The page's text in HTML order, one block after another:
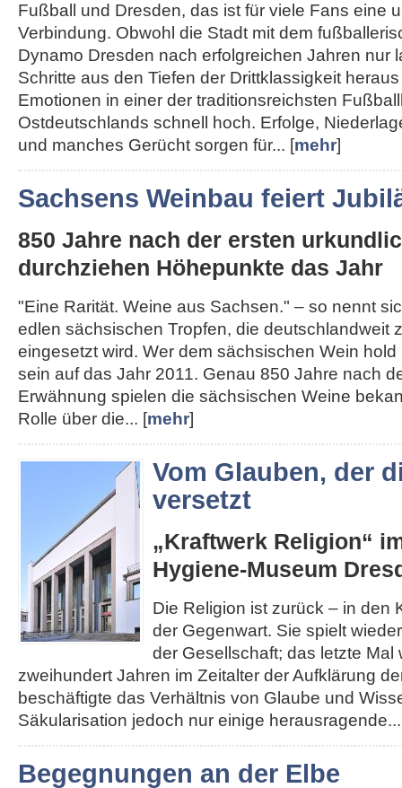
Fußball und Dresden, das ist für viele Fans eine
Verbindung. Obwohl die Stadt mit dem
Dynamo Dresden nach erfolgreichen Jahren nur
Schritte aus den Tiefen der Drittklassigkeit
Emotionen in einer der traditionsreichsten
Ostdeutschlands schnell hoch. Erfolge,
und manches Gerücht sorgen für... [mehr]
Sachsens Weinbau feiert
850 Jahre nach der ersten
durchziehen Höhepunkte das Jahr
"Eine Rarität. Weine aus Sachsen." – so nennt
edlen sächsischen Tropfen, die deutschlandweit
eingesetzt wird. Wer dem sächsischen Wein
sein auf das Jahr 2011. Genau 850 Jahre nach
Erwähnung spielen die sächsischen Weine
Rolle über die... [mehr]
Vom Glauben, der
versetzt
„Kraftwerk Religion“
Hygiene-Museum
Die Religion ist zurück – in den
der Gegenwart. Sie spielt
der Gesellschaft; das letzte Mal
zweihundert Jahren im Zeitalter der Aufklärung
beschäftigte das Verhältnis von Glaube und
Säkularisation jedoch nur einige
Begegnungen an der Elbe